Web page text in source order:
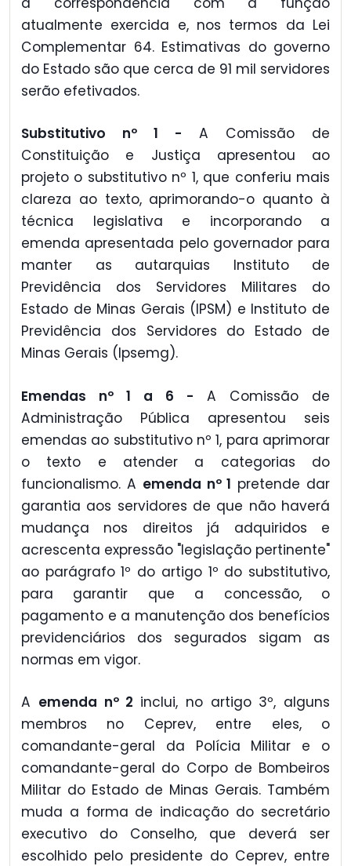
atualmente exercida e, nos termos da Lei
Complementar 64. Estimativas do governo
do Estado são que cerca de 91 mil servidores
serão efetivados.
Substitutivo nº 1 - A Comissão de
Constituição e Justiça apresentou ao
projeto o substitutivo nº 1, que conferiu mais
clareza ao texto, aprimorando-o quanto à
técnica legislativa e incorporando a
emenda apresentada pelo governador para
manter as autarquias Instituto de
Previdência dos Servidores Militares do
Estado de Minas Gerais (IPSM) e Instituto de
Previdência dos Servidores do Estado de
Minas Gerais (Ipsemg).
Emendas nº 1 a 6 - A Comissão de
Administração Pública apresentou seis
emendas ao substitutivo nº 1, para aprimorar
o texto e atender a categorias do
funcionalismo. A emenda nº 1 pretende dar
garantia aos servidores de que não haverá
mudança nos direitos já adquiridos e
acrescenta expressão "legislação pertinente"
ao parágrafo 1º do artigo 1º do substitutivo,
para garantir que a concessão, o
pagamento e a manutenção dos benefícios
previdenciários dos segurados sigam as
normas em vigor.
A emenda nº 2 inclui, no artigo 3º, alguns
membros no Ceprev, entre eles, o
comandante-geral da Polícia Militar e o
comandante-geral do Corpo de Bombeiros
Militar do Estado de Minas Gerais. Também
muda a forma de indicação do secretário
executivo do Conselho, que deverá ser
escolhido pelo presidente do Ceprev, entre